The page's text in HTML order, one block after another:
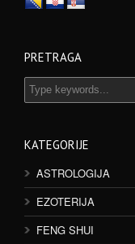
PRETRAGA
KATEGORIJE
ASTROLOGIJA
EZOTERIJA
FENG SHUI